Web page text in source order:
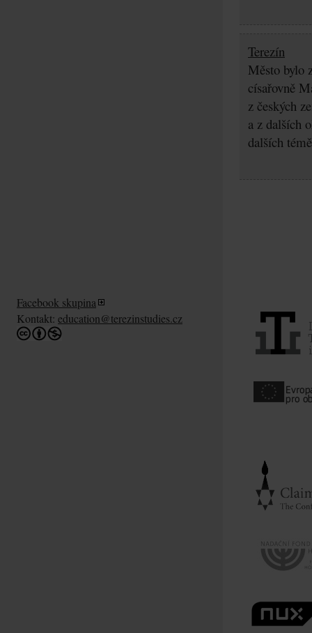
Terezín
Město bylo
císařovně
z českých
a z dalších
dalších
Facebook skupina
Kontakt: education@terezinstudies.cz